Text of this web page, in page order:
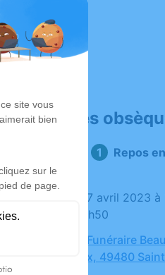
Déroulé des
Repos
2023 à 10h50
Chambre Funéraire
Fousseaux, 49480